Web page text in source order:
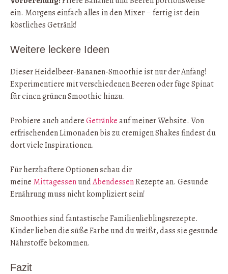
ein. Morgens einfach alles in den Mixer – fertig ist dein
köstliches Getränk!
Weitere leckere Ideen
Dieser Heidelbeer-Bananen-Smoothie ist nur der Anfang!
Experimentiere mit verschiedenen Beeren oder füge Spinat
für einen grünen Smoothie hinzu.
Probiere auch andereGetränkeauf meiner Website. Von
erfrischenden Limonaden bis zu cremigen Shakes findest du
dort viele Inspirationen.
Für herzhaftere Optionen schau dir
meine MittagessenundAbendessenRezepte an. Gesunde
Ernährung muss nicht kompliziert sein!
Smoothies sind fantastische Familienlieblingsrezepte.
Kinder lieben die süße Farbe und du weißt, dass sie gesunde
Nährstoffe bekommen.
Fazit